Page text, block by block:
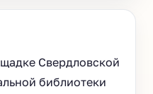
Свердловской
библиотеки